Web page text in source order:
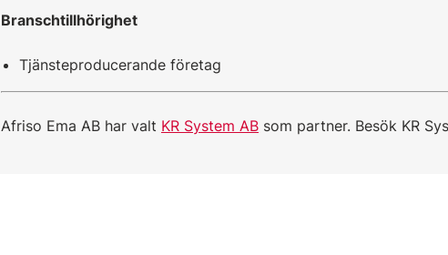
Branschtillhörighet
Tjänsteproducerande företag
Afriso Ema AB har valt KR System AB som partner. Besök KR